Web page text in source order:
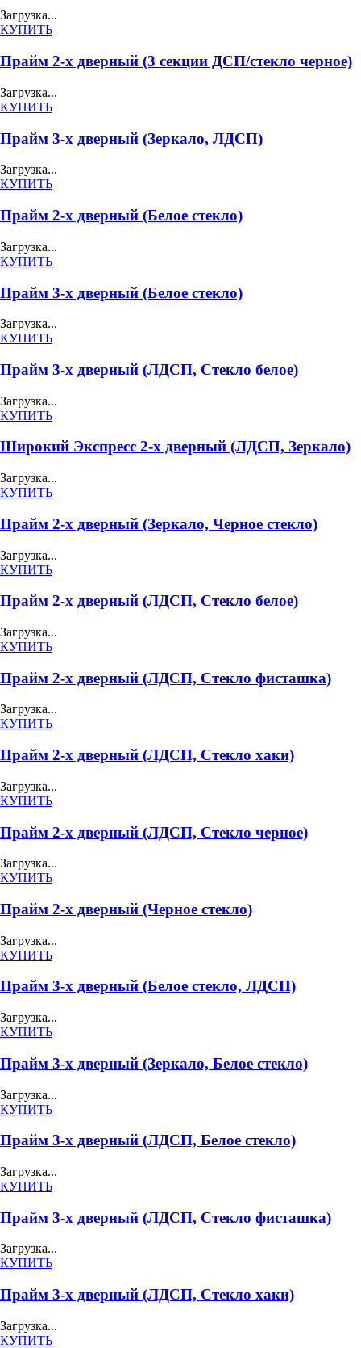
Загрузка...
КУПИТЬ
Прайм 2-х дверный (3 секции ДСП/стекло черное)
Загрузка...
КУПИТЬ
Прайм 3-х дверный (Зеркало, ЛДСП)
Загрузка...
КУПИТЬ
Прайм 2-х дверный (Белое стекло)
Загрузка...
КУПИТЬ
Прайм 3-х дверный (Белое стекло)
Загрузка...
КУПИТЬ
Прайм 3-х дверный (ЛДСП, Стекло белое)
Загрузка...
КУПИТЬ
Широкий Экспресс 2-х дверный (ЛДСП, Зеркало)
Загрузка...
КУПИТЬ
Прайм 2-х дверный (Зеркало, Черное стекло)
Загрузка...
КУПИТЬ
Прайм 2-х дверный (ЛДСП, Стекло белое)
Загрузка...
КУПИТЬ
Прайм 2-х дверный (ЛДСП, Стекло фисташка)
Загрузка...
КУПИТЬ
Прайм 2-х дверный (ЛДСП, Стекло хаки)
Загрузка...
КУПИТЬ
Прайм 2-х дверный (ЛДСП, Стекло черное)
Загрузка...
КУПИТЬ
Прайм 2-х дверный (Черное стекло)
Загрузка...
КУПИТЬ
Прайм 3-х дверный (Белое стекло, ЛДСП)
Загрузка...
КУПИТЬ
Прайм 3-х дверный (Зеркало, Белое стекло)
Загрузка...
КУПИТЬ
Прайм 3-х дверный (ЛДСП, Белое стекло)
Загрузка...
КУПИТЬ
Прайм 3-х дверный (ЛДСП, Стекло фисташка)
Загрузка...
КУПИТЬ
Прайм 3-х дверный (ЛДСП, Стекло хаки)
Загрузка...
КУПИТЬ